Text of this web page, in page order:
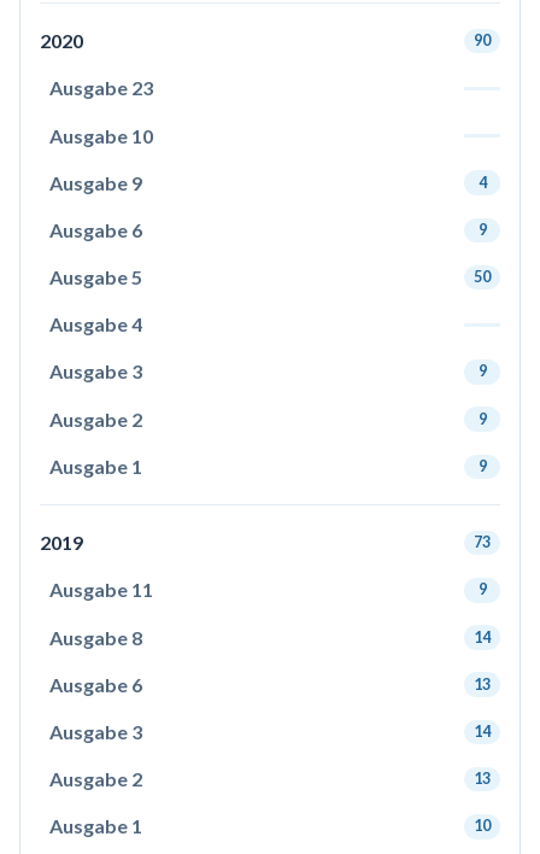
2020 90
Ausgabe 23
Ausgabe 10
Ausgabe 9 4
Ausgabe 6 9
Ausgabe 5 50
Ausgabe 4
Ausgabe 3 9
Ausgabe 2 9
Ausgabe 1 9
2019 73
Ausgabe 11 9
Ausgabe 8 14
Ausgabe 6 13
Ausgabe 3 14
Ausgabe 2 13
Ausgabe 1 10